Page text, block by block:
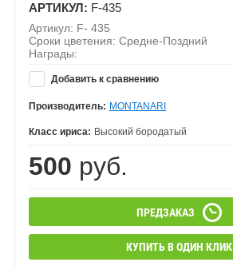
АРТИКУЛ: F-435
Артикул: F- 435
Сроки цветения: Средне-Поздний
Награды:
Добавить к сравнению
Производитель: MONTANARI
Класс ириса: Высокий бородатый
500 руб.
ПРЕДЗАКАЗ
КУПИТЬ В ОДИН КЛИК